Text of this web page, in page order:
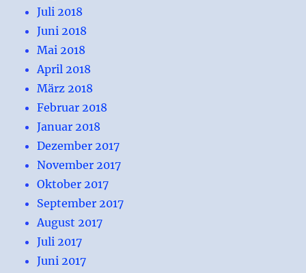
Juli 2018
Juni 2018
Mai 2018
April 2018
März 2018
Februar 2018
Januar 2018
Dezember 2017
November 2017
Oktober 2017
September 2017
August 2017
Juli 2017
Juni 2017